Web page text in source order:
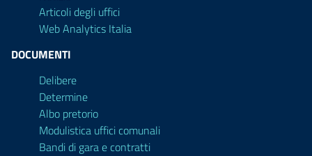
Articoli degli uffici
Web Analytics Italia
DOCUMENTI
Delibere
Determine
Albo pretorio
Modulistica uffici comunali
Bandi di gara e contratti